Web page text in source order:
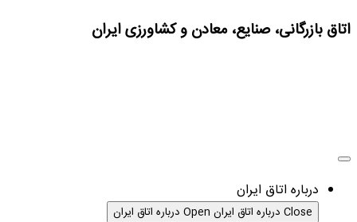
اتاق بازرگانی، صنایع، معادن و کشاورزی ایران
درباره اتاق ایران
Close درباره اتاق ایران Open درباره اتاق ایران